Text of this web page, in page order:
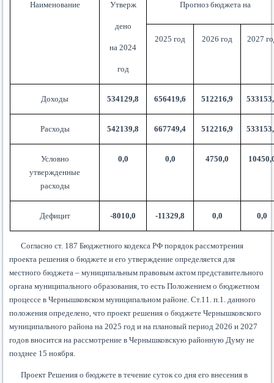
Наименование Утверж
дено
на 2024
год
Прогноз бюджета на
2025 год 2026 год 2027
Доходы 534129,8 656419,6 512216,9
Расходы 542139,8 667749,4 512216,9
Условно
утвержденные
расходы
0,0 0,0 4750,0
Дефицит -8010,0 -11329,8 0,0 0,0
Согласно ст. 187 Бюджетного кодекса РФ порядок рассмотрения
проекта решения о бюджете и его утверждение определяется для
местного бюджета – муниципальным правовым актом представительного
органа муниципального образования, то есть Положением о бюджетном
процессе в Чернышковском муниципальном районе. Ст.11. п.1. данного
положения определено, что проект решения о бюджете Чернышковского
муниципального района на 2025 год и на плановый период 2026 и 2027
годов вносится на рассмотрение в Чернышковскую районную Думу не
позднее 15 ноября.
Проект Решения о бюджете в течение суток со дня его внесения в